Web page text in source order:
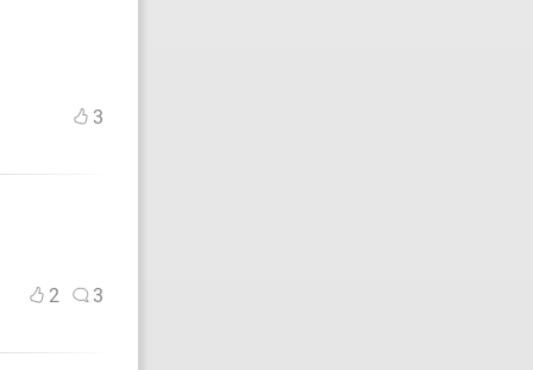
3
2 3